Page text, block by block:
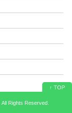
↑ TOP
All Rights Reserved.